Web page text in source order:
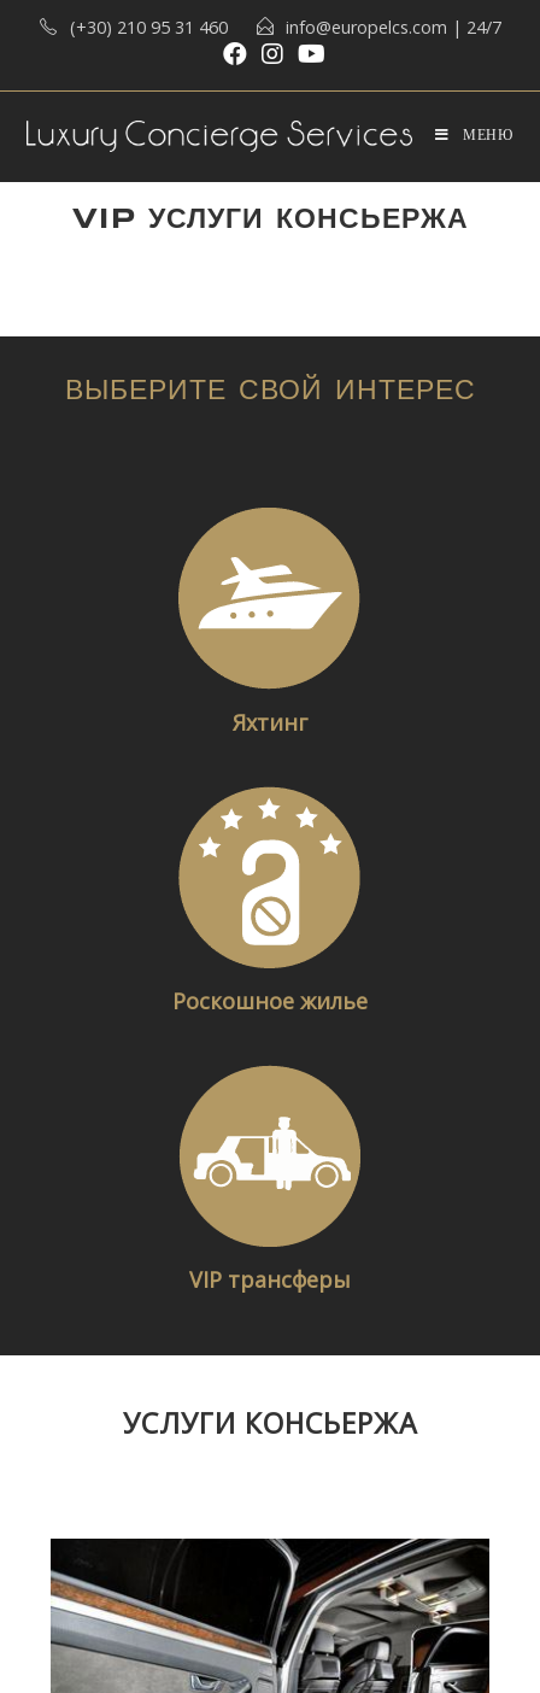
(+30) 210 95 31 460 info@europelcs.com | 24/7
МЕНЮ
VIP УСЛУГИ КОНСЬЕРЖА
ВЫБЕРИТЕ СВОЙ ИНТЕРЕС
Яхтинг
Роскошное жилье
VIP трансферы
УСЛУГИ КОНСЬЕРЖА